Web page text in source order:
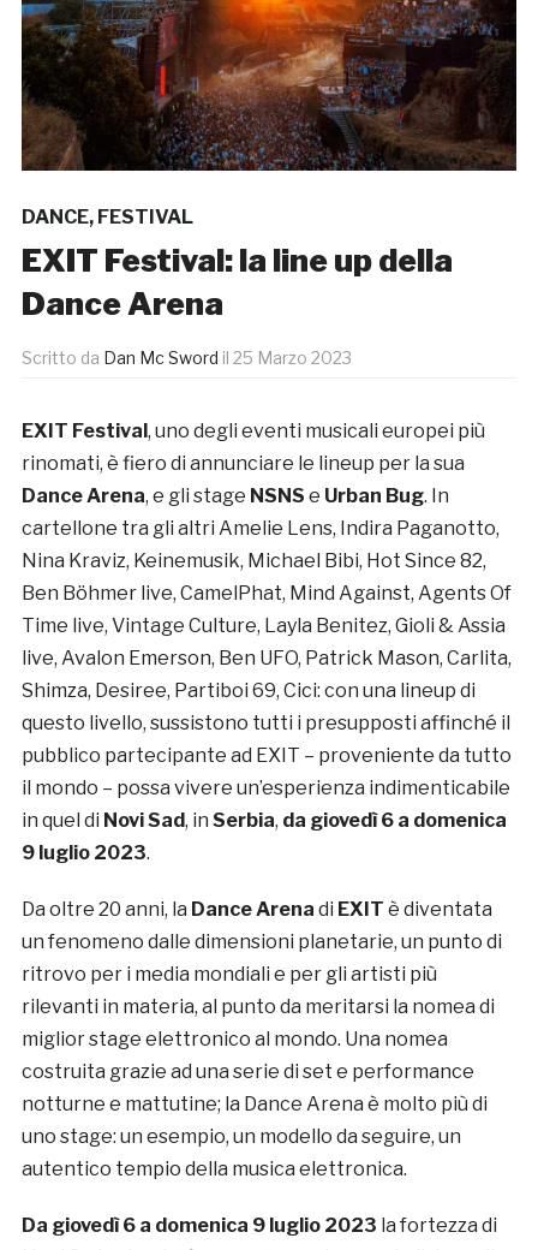
DANCE, FESTIVAL
EXIT Festival: la line up della
Dance Arena
Scritto da Dan Mc Sword il 25 Marzo 2023
EXIT Festival , uno degli eventi musicali europei più
rinomati, è fiero di annunciare le lineup per la sua
Dance Arena, e gli stage NSNS e Urban Bug. In
cartellone tra gli altri Amelie Lens, Indira Paganotto,
Nina Kraviz, Keinemusik, Michael Bibi, Hot Since 82,
Ben Böhmer live, CamelPhat, Mind Against, Agents Of
Time live, Vintage Culture, Layla Benitez, Gioli & Assia
live, Avalon Emerson, Ben UFO, Patrick Mason, Carlita,
Shimza, Desiree, Partiboi 69, Cici: con una lineup di
questo livello, sussistono tutti i presupposti affinché il
pubblico partecipante ad EXIT – proveniente da tutto
il mondo – possa vivere un’esperienza indimenticabile
in quel di Novi Sad, in Serbia, da giovedì 6 a domenica
9 luglio 2023.
Da oltre 20 anni, la Dance Arena di EXIT è diventata
un fenomeno dalle dimensioni planetarie, un punto di
ritrovo per i media mondiali e per gli artisti più
rilevanti in materia, al punto da meritarsi la nomea di
miglior stage elettronico al mondo. Una nomea
costruita grazie ad una serie di set e performance
notturne e mattutine; la Dance Arena è molto più di
uno stage: un esempio, un modello da seguire, un
autentico tempio della musica elettronica.
Da giovedì 6 a domenica 9 luglio 2023 la fortezza di